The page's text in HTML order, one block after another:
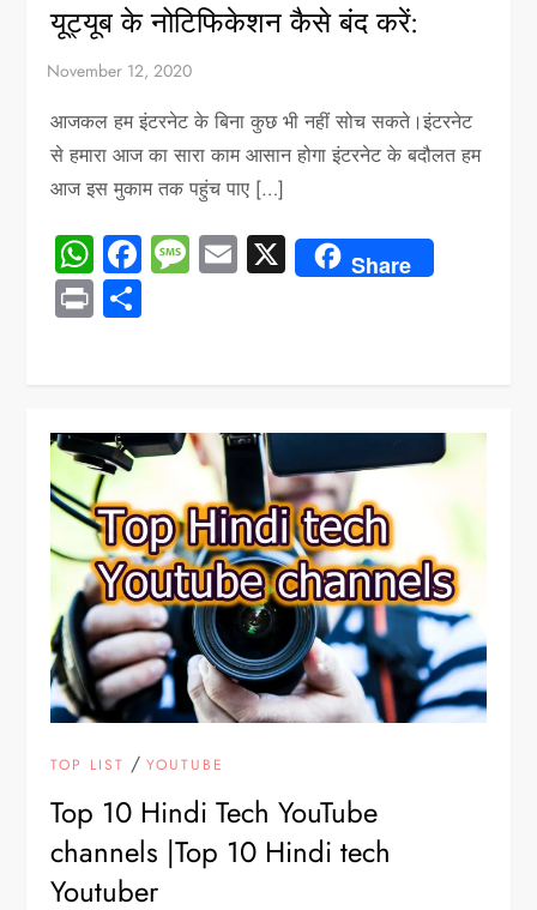
यूट्यूब के नोटिफिकेशन कैसे बंद करें:
आजकल हम इंटरनेट के बिना कुछ भी नहीं सोच सकते।इंटरनेट
से हमारा आज का सारा काम आसान होगा इंटरनेट के बदौलत हम
आज इस मुकाम तक पहुंच पाए […]
WhatsApp
Facebook
Message
Email
X Share
Print
TOP LIST /YOUTUBE
Top 10 Hindi Tech YouTube
channels |Top 10 Hindi tech
Youtuber